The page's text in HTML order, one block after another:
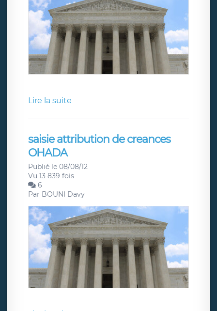
Lire la suite
saisie attribution de creances
OHADA
Publié le 08/08/12
Vu 13 839 fois
6
Par BOUNI Davy